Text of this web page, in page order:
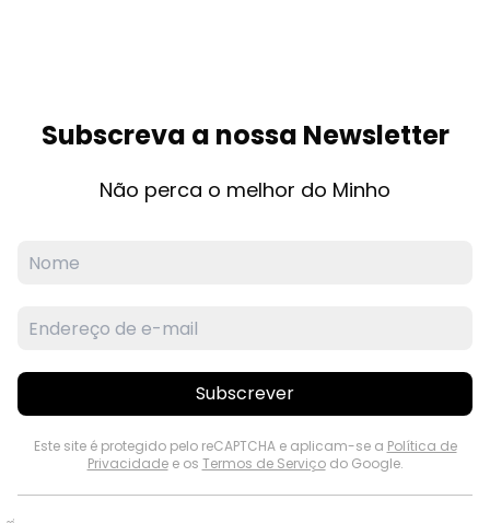
Subscreva a nossa Newsletter
Não perca o melhor do Minho
Subscrever
Este site é protegido pelo reCAPTCHA e aplicam-se a Política de
Privacidadee os Termos de Serviçodo Google.